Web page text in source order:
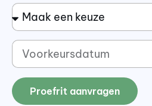
Proefrit aanvragen